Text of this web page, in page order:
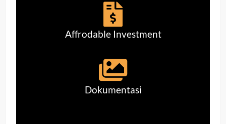
Affrodable Investment
Dokumentasi